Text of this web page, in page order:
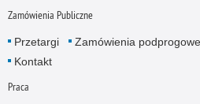
Zamówienia Publiczne
Przetargi Zamówienia podprogowe
Kontakt
Praca